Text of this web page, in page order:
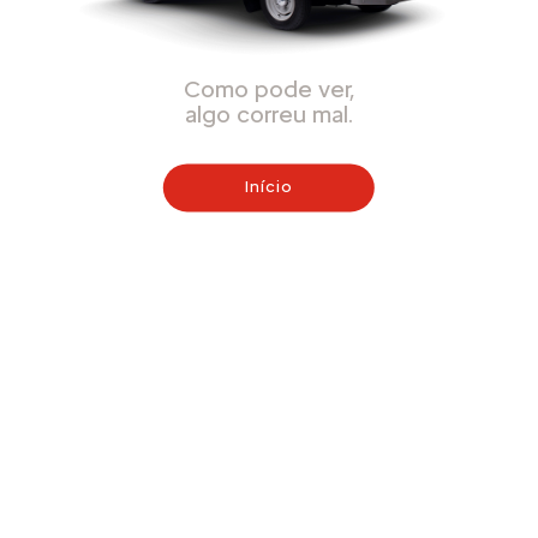
Como pode ver,
algo correu mal.
Início